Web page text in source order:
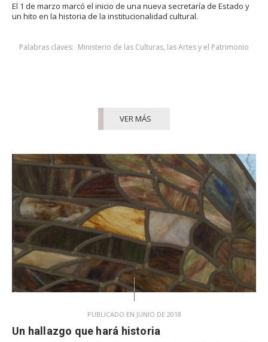
El 1 de marzo marcó el inicio de una nueva secretaría de Estado y
un hito en la historia de la institucionalidad cultural.
Palabras claves: Ministerio de las Culturas, las Artes y el Patrimonio
VER MÁS
PUBLICADO EN JUNIO DE 2018
Un hallazgo que hará historia